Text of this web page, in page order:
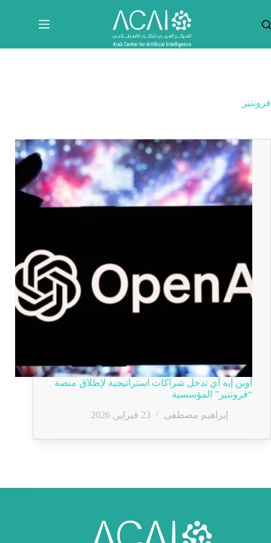
المحتوى
فرونتير
أوبن إيه آي تدخل شراكات استراتيجية لإطلاق منصة
“فرونتير” المؤسسية
إبراهيم مصطفى
23 فبراير, 2026